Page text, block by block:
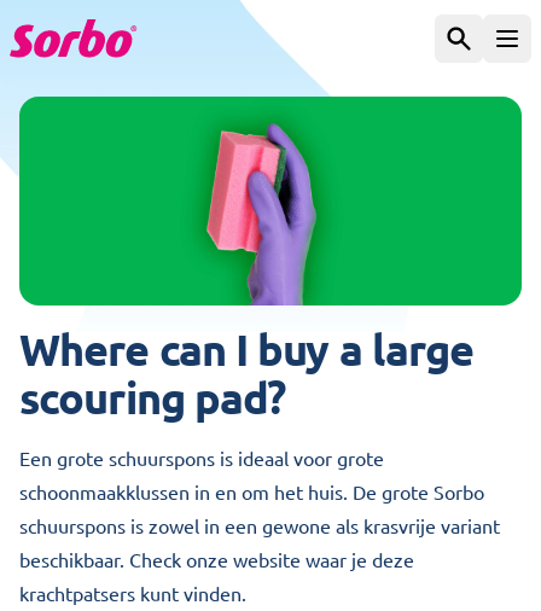
Skip to content
Search
Where can I buy a large
scouring pad?
Een grote schuurspons is ideaal voor grote
schoonmaakklussen in en om het huis. De grote Sorbo
schuurspons is zowel in een gewone als krasvrije variant
beschikbaar. Check onze website waar je deze
krachtpatsers kunt vinden.